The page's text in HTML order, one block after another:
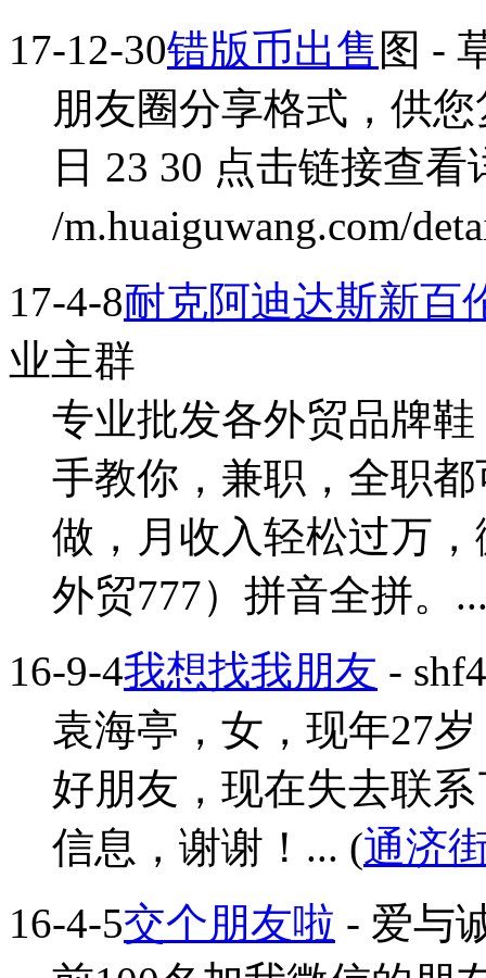
17-12-30错版币出售 图 -
朋友圈分享格式，供
日 23 30 点击链接查看
/m.huaiguwang.com/
17-4-8耐克阿迪达斯新百
业主群
专业批发各外贸品牌
手教你，兼职，全职
做，月收入轻松过万，
外贸777）拼音全拼。
16-9-4我想找我朋友 -
袁海亭，女，现年27
好朋友，现在失去联
信息，谢谢！... (通济
16-4-5交个朋友啦 - 爱与